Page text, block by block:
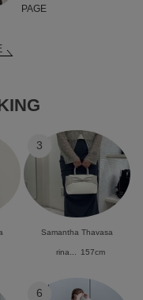
PAGE
3
Samantha Thavasa
rina... 157cm
6